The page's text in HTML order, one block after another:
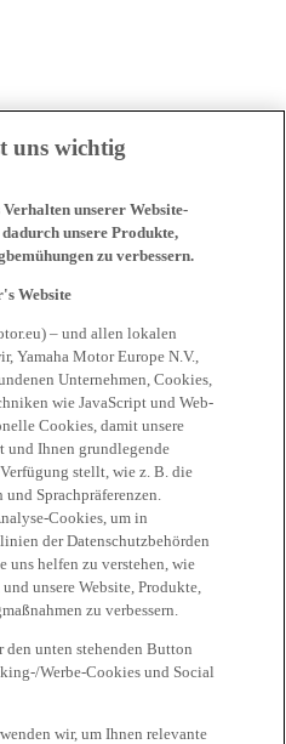
uns wichtig
unserer Website-
unsere Produkte,
zu verbessern.
Website
– und allen lokalen
Yamaha Motor Europe N.V.,
Unternehmen, Cookies,
wie JavaScript und Web-
Cookies, damit unsere
und Ihnen grundlegende
stellt, wie z. B. die
Sprachpräferenzen.
Cookies, um in
der Datenschutzbehörden
uns helfen zu verstehen, wie
unsere Website, Produkte,
zu verbessern.
unten stehenden Button
Werbe-Cookies und Social
wir, um Ihnen relevante